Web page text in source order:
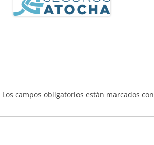
Los campos obligatorios están marcados con